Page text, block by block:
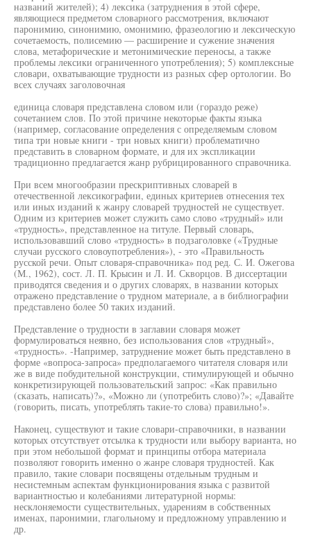
названий жителей); 4) лексика (затруднения в этой сфере,
являющиеся предметом словарного рассмотрения, включают
паронимию, синонимию, омонимию, фразеологию и лексическую
сочетаемость, полисемию — расширение и сужение значения
слова, метафорические и метонимические переносы, а также
проблемы лексики ограниченного употребления); 5) комплексные
словари, охватывающие трудности из разных сфер ортологии. Во
всех случаях заголовочная
единица словаря представлена словом или (гораздо реже)
сочетанием слов. По этой причине некоторые факты языка
(например, согласование определения с определяемым словом
типа три новые книги - три новых книги) проблематично
представить в словарном формате, и для их экспликации
традиционно предлагается жанр рубрицированного справочника.
При всем многообразии прескриптивных словарей в
отечественной лексикографии, единых критериев отнесения тех
или иных изданий к жанру словарей трудностей не существует.
Одним из критериев может служить само слово «трудный» или
«трудность», представленное на титуле. Первый словарь,
использовавший слово «трудность» в подзаголовке («Трудные
случаи русского словоупотребления»), - это «Правильность
русской речи. Опыт словаря-справочника» под ред. С. И. Ожегова
(М., 1962), сост. Л. П. Крысин и Л. И. Скворцов. В диссертации
приводятся сведения и о других словарях, в названии которых
отражено представление о трудном материале, а в библиографии
представлено более 50 таких изданий.
Представление о трудности в заглавии словаря может
формулироваться неявно, без использования слов «трудный»,
«трудность». -Например, затруднение может быть представлено в
форме «вопроса-запроса» предполагаемого читателя словаря или
же в виде побудительной конструкции, стимулирующей и обычно
конкретизирующей пользовательский запрос: «Как правильно
(сказать, написать)?», «Можно ли (употребить слово)?»; «Давайте
(говорить, писать, употреблять такие-то слова) правильно!».
Наконец, существуют и такие словари-справочники, в названии
которых отсутствует отсылка к трудности или выбору варианта, но
при этом небольшой формат и принципы отбора материала
позволяют говорить именно о жанре словаря трудностей. Как
правило, такие словари посвящены отдельным трудным и
несистемным аспектам функционирования языка с развитой
вариантностью и колебаниями литературной нормы:
несклоняемости существительных, ударениям в собственных
именах, паронимии, глагольному и предложному управлению и
др.